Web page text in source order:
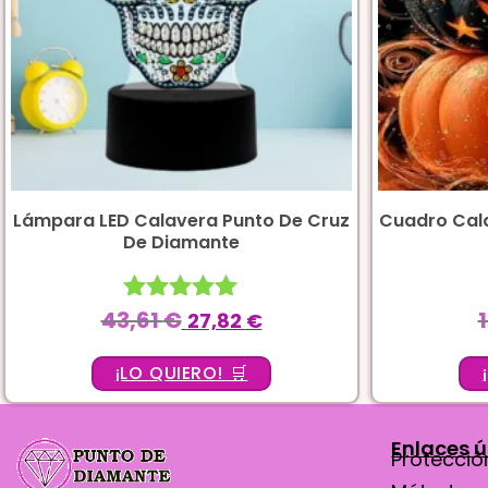
Lámpara LED Calavera Punto De Cruz
De Diamante
Valorado
5.00
de 5
43,61€ 27,82 €
¡LO QUIERO! 🛒
Cuadro
Enlaces